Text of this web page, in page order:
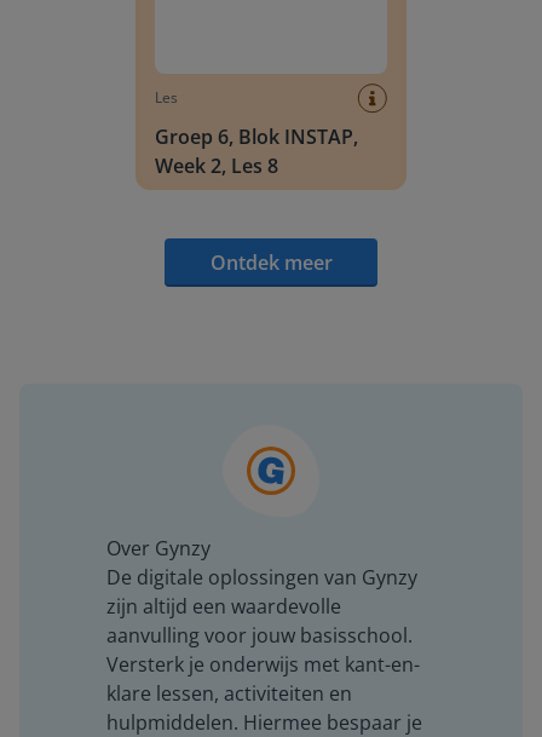
Les
Groep 6, Blok INSTAP,
Week 2, Les 8
Ontdek meer
Over Gynzy
De digitale oplossingen van Gynzy
zijn altijd een waardevolle
aanvulling voor jouw basisschool.
Versterk je onderwijs met kant-en-
klare lessen, activiteiten en
hulpmiddelen. Hiermee bespaar je